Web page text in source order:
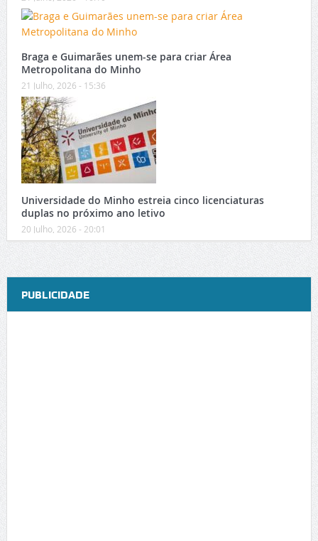
Braga e Guimarães unem-se para criar Área
Metropolitana do Minho
21 Julho, 2026 - 15:36
Universidade do Minho estreia cinco licenciaturas
duplas no próximo ano letivo
20 Julho, 2026 - 20:01
PUBLICIDADE